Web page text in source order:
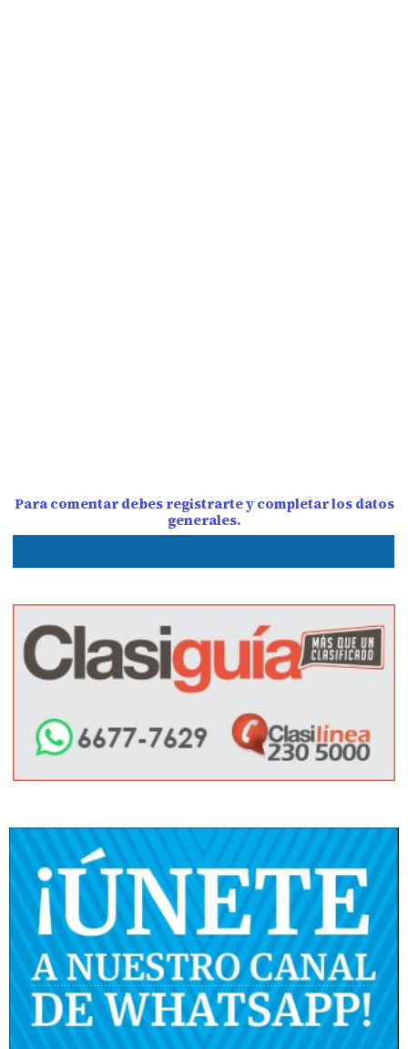
Para comentar debes registrarte y completar los datos
generales.